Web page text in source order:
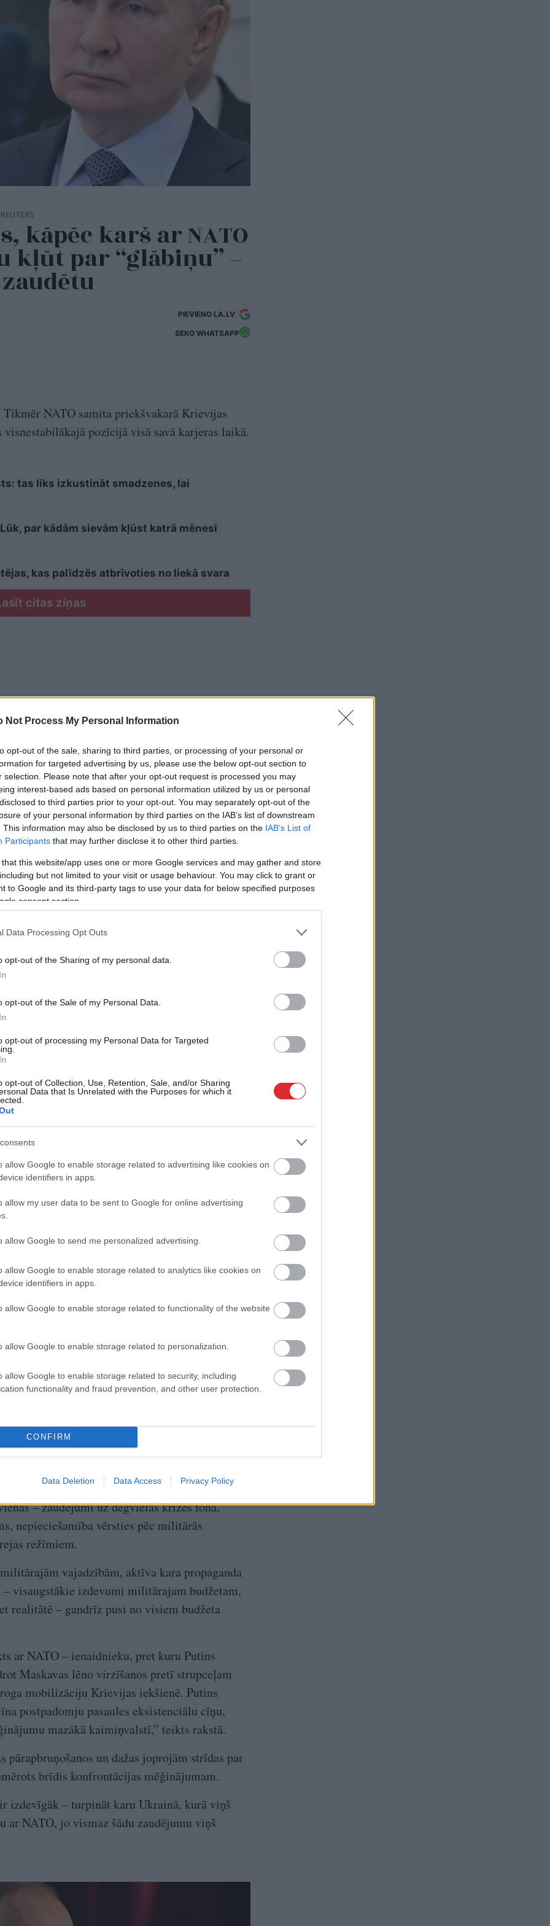
Not Process My Personal Information
opt-out of the sale, sharing to third parties, or processing of your personal or
for targeted advertising by us, please use the below opt-out section to
selection. Please note that after your opt-out request is processed you may
interest-based ads based on personal information utilized by us or personal
to third parties prior to your opt-out. You may separately opt-out of the
of your personal information by third parties on the IAB’s list of downstream
This information may also be disclosed by us to third parties on the IAB’s List of
Participants that may further disclose it to other third parties.
that this website/app uses one or more Google services and may gather and store
but not limited to your visit or usage behaviour. You may click to grant or
to Google and its third-party tags to use your data for below specified purposes
consent section.
Data Processing Opt Outs
opt-out of the Sharing of my personal data.
opt-out of the Sale of my Personal Data.
opt-out of processing my Personal Data for Targeted
opt-out of Collection, Use, Retention, Sale, and/or Sharing
Data that Is Unrelated with the Purposes for which it
allow Google to enable storage related to advertising like cookies on
identifiers in apps.
allow my user data to be sent to Google for online advertising
allow Google to send me personalized advertising.
allow Google to enable storage related to analytics like cookies on
identifiers in apps.
allow Google to enable storage related to functionality of the website
allow Google to enable storage related to personalization.
allow Google to enable storage related to security, including
functionality and fraud prevention, and other user protection.
CONFIRM
Data Deletion Data Access Privacy Policy
kāpēc karš ar NATO
kļūt par “glābiņu” –
PIEVIENO LA.LV
SEKO WHATSAPP
NATO samita priekšvakarā Krievijas
pozīcijā visā savā karjeras laikā.
tas liks izkustināt smadzenes, lai
par kādām sievām kļūst katrā mēnesī
kas palīdzēs atbrīvoties no liekā svara
citas ziņas
raksta analītiķis Niks Peitons Volšs, rodas
NATO izturību?
reitingi ir stipri kritušies, bet Krievijas
ir sākusi triecienu kampaņu pret attāliem
pret naftas pārstrādes rūpnīcām. Tāpēc
pastiprināt eskalāciju attiecībā uz
NATO valstu vidus?
pankūkas. Šo
var pierīvēt
pankūkām!
Karstums ir ideāls
bīstami jau pēc dažām
“jaunu fronti Eiropā”, tiek paustas pastāvīgi.
kā Putins kļūdījās savā lēmumā ātri uzvarēt
un Krievijai tas nozīmē, ka viņš var
– zaudējumi uz degvielas krīzes fona,
nepieciešamība vērsties pēc militārās
režīmiem.
vajadzībām, aktīva kara propaganda
– visaugstākie izdevumi militārajam budžetam,
realitātē – gandrīz pusi no visiem budžeta
ar NATO – ienaidnieku, pret kuru Putins
Maskavas lēno virzīšanos pretī strupceļam
mobilizāciju Krievijas iekšienē. Putins
postpadomju pasaules eksistenciālu cīņu,
mazākā kaimiņvalstī,” teikts rakstā.
pārapbruņošanos un dažas joprojām strīdas par
brīdis konfrontācijas mēģinājumam.
izdevīgāk – turpināt karu Ukrainā, kurā viņš
ar NATO, jo vismaz šādu zaudējumu viņš